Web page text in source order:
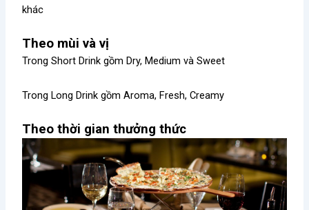
khác
Theo mùi và vị
Trong Short Drink gồm Dry, Medium và Sweet
Trong Long Drink gồm Aroma, Fresh, Creamy
Theo thời gian thưởng thức